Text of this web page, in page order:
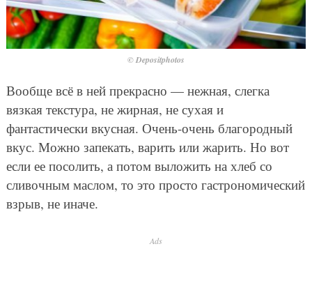
© Depositphotos
Вообще всё в ней прекрасно — нежная, слегка
вязкая текстура, не жирная, не сухая и
фантастически вкусная. Очень-очень благородный
вкус. Можно запекать, варить или жарить. Но вот
если ее посолить, а потом выложить на хлеб со
сливочным маслом, то это просто гастрономический
взрыв, не иначе.
Ads